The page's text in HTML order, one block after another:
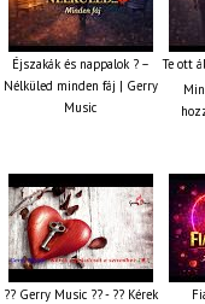
Éjszakák és nappalok ? –
Nélküled minden fáj | Gerry
Music
Te ott
?? Gerry Music ?? - ?? Kérek